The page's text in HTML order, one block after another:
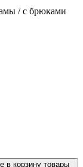
/ с брюками